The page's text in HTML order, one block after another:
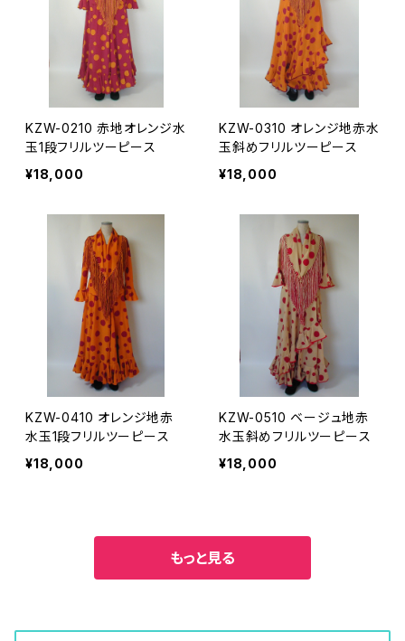
KZW-0210 赤地オレンジ水
玉1段フリルツーピース
¥18,000
KZW-0310 オレンジ地赤水
玉斜めフリルツーピース
¥18,000
KZW-0410 オレンジ地赤
水玉1段フリルツーピース
¥18,000
KZW-0510 ベージュ地赤
水玉斜めフリルツーピース
¥18,000
もっと見る